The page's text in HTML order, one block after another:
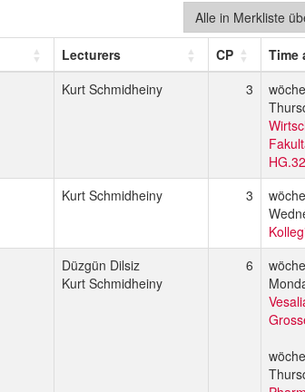
Alle in Merkliste
Lecturers CP Time
Kurt Schmidheiny 3
HG.32
Kurt Schmidheiny 3
Düzgün Dilsiz
Kurt Schmidheiny
6